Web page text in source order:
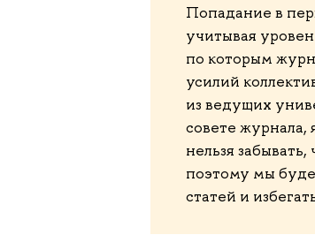
Попадание в
учитывая
по которым
усилий
из ведущих
совете
нельзя
поэтому мы
статей и